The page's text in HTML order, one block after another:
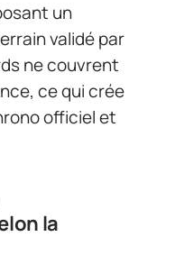
un
validé par
ne couvrent
ce qui crée
officiel et
la